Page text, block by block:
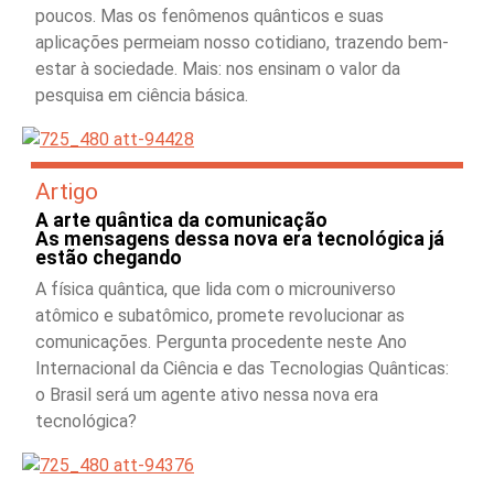
poucos. Mas os fenômenos quânticos e suas
aplicações permeiam nosso cotidiano, trazendo bem-
estar à sociedade. Mais: nos ensinam o valor da
pesquisa em ciência básica.
Artigo
A arte quântica da comunicação
As mensagens dessa nova era tecnológica já
estão chegando
A física quântica, que lida com o microuniverso
atômico e subatômico, promete revolucionar as
comunicações. Pergunta procedente neste Ano
Internacional da Ciência e das Tecnologias Quânticas:
o Brasil será um agente ativo nessa nova era
tecnológica?